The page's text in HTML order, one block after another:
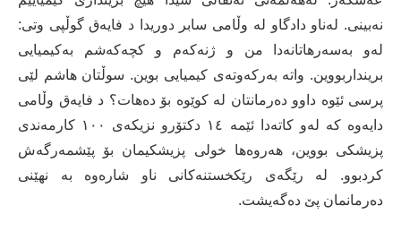
نەبینی. لەناو دادگاو لە وڵامی سابر دوریدا د فایەق گوڵپی وتی:
لەو بەسەرھاتانەدا من و ژنەکەم و کچەکەشم بەکیمیایی
برینداربووین. واتە بەرکەوتەی کیمیایی بوین. سوڵتان ھاشم لێی
پرسی ئێوە داوو دەرمانتان لە کوێوە بۆ دەھات؟ د فایەق وڵامی
دایەوە کە لەو کاتەدا ئێمە ١٤ دکتۆرو نزیکەی ١٠٠ کارمەندی
پزیشکی بووین، ھەروەھا خولی پزیشکیمان بۆ پێشمەرگەش
کردبوو. لە رێگەی رێکخستنەکانی ناو شارەوە بە نھێنی
دەرمانمان پێ دەگەیشت.